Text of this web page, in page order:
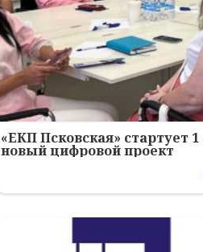
«ЕКП Псковская» стартует
новый цифровой проект